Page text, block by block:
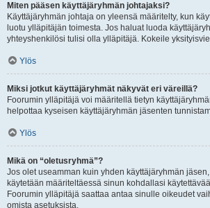
Miten pääsen käyttäjäryhmän johtajaksi?
Käyttäjäryhmän johtaja on yleensä määritelty, kun
luotu ylläpitäjän toimesta. Jos haluat luoda
yhteyshenkilösi tulisi olla ylläpitäjä. Kokeile
Ylös
Miksi jotkut käyttäjäryhmät näkyvät eri väreillä?
Foorumin ylläpitäjä voi määritellä tietyn
helpottaa kyseisen käyttäjäryhmän jäsenten
Ylös
Mikä on “oletusryhmä”?
Jos olet useamman kuin yhden käyttäjäryhmän
käytetään määriteltäessä sinun kohdallasi
Foorumin ylläpitäjä saattaa antaa sinulle oikeudet
omista asetuksista.